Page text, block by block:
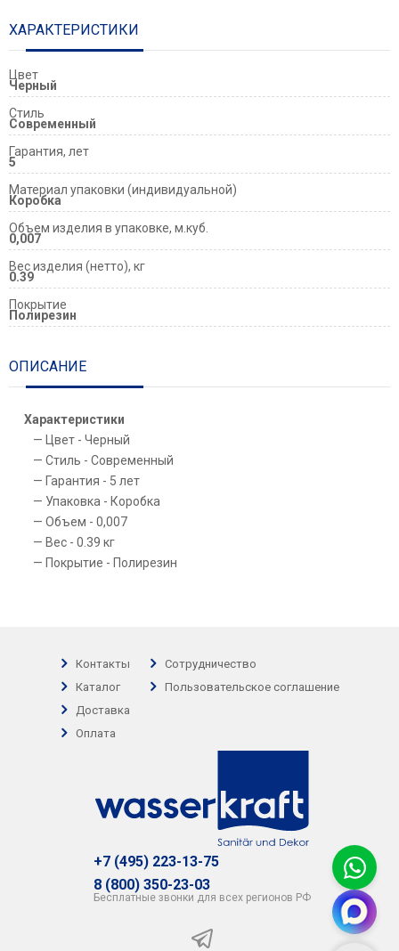
ХАРАКТЕРИСТИКИ
Цвет
Черный
Стиль
Современный
Гарантия, лет
5
Материал упаковки (индивидуальной)
Коробка
Объем изделия в упаковке, м.куб.
0,007
Вес изделия (нетто), кг
0.39
Покрытие
Полирезин
ОПИСАНИЕ
Характеристики
Цвет - Черный
Стиль - Современный
Гарантия - 5 лет
Упаковка - Коробка
Объем - 0,007
Вес - 0.39 кг
Покрытие - Полирезин
Контакты
Каталог
Доставка
Оплата
Сотрудничество
Пользовательское соглашение
+7 (495) 223-13-75
8 (800) 350-23-03
Бесплатные звонки для всех регионов РФ